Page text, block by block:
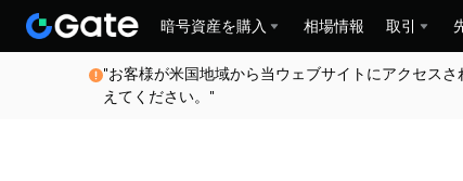
暗号資産を購入 相場情報 取引
"お客様が米国地域から当ウェブサイトにアクセス
えてください。"